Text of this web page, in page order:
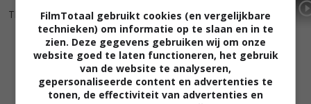
The Reader (2008) The Hours (2002)
FilmTotaal gebruikt cookies (en vergelijkbare
technieken) om informatie op te slaan en in te
zien. Deze gegevens gebruiken wij om onze
website goed te laten functioneren, het gebruik
van de website te analyseren,
gepersonaliseerde content en advertenties te
tonen, de effectiviteit van advertenties en